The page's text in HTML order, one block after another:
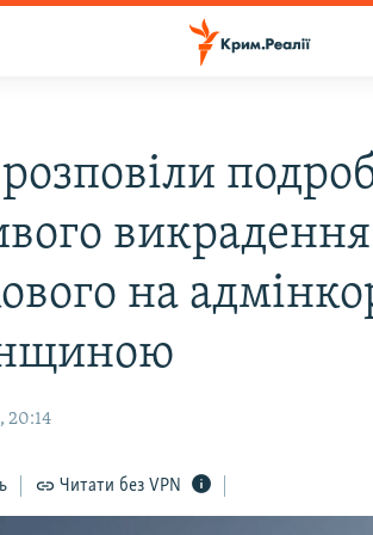
викрадення
на
20:14
Читати без VPN